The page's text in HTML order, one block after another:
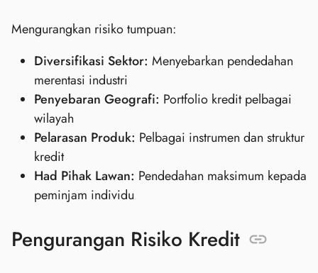
Mengurangkan risiko tumpuan:
Diversifikasi Sektor: Menyebarkan pendedahan
merentasi industri
Penyebaran Geografi: Portfolio kredit pelbagai
wilayah
Pelarasan Produk: Pelbagai instrumen dan struktur
kredit
Had Pihak Lawan: Pendedahan maksimum kepada
peminjam individu
Pengurangan Risiko Kredit